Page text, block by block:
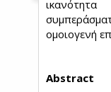
ομοιογενή
Abstract